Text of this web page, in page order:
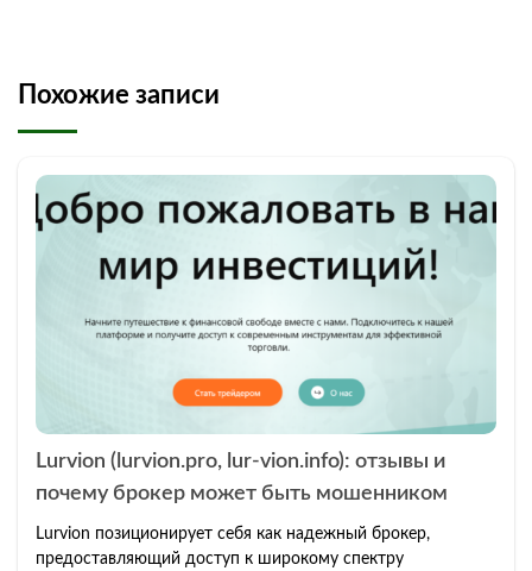
Похожие записи
Lurvion (lurvion.pro, lur-vion.info): отзывы и
почему брокер может быть мошенником
Lurvion позиционирует себя как надежный брокер,
предоставляющий доступ к широкому спектру